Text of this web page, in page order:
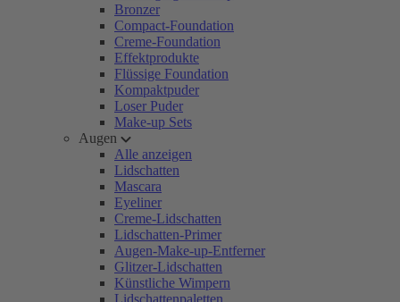
Bronzer
Compact-Foundation
Creme-Foundation
Effektprodukte
Flüssige Foundation
Kompaktpuder
Loser Puder
Make-up Sets
Augen
Alle anzeigen
Lidschatten
Mascara
Eyeliner
Creme-Lidschatten
Lidschatten-Primer
Augen-Make-up-Entferner
Glitzer-Lidschatten
Künstliche Wimpern
Lidschattenpaletten